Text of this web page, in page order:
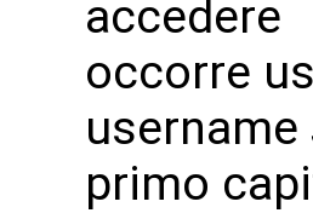
accedere
occorre
username
primo